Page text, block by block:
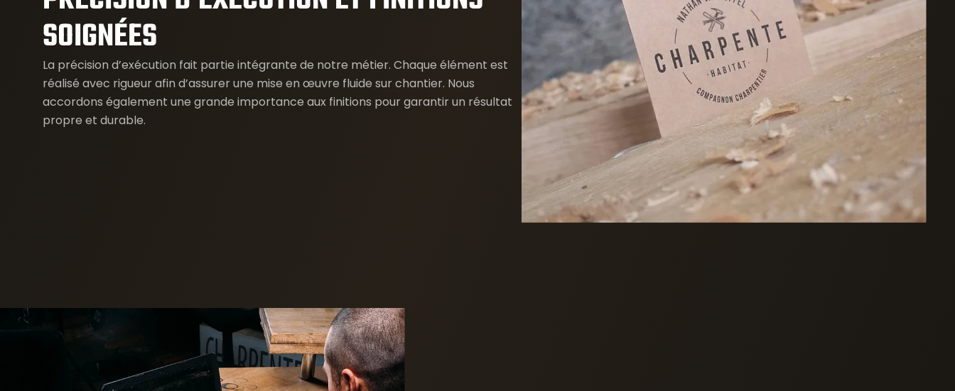
SOIGNÉES
La précision d’exécution fait partie intégrante de notre métier. Chaque élément est
réalisé avec rigueur afin d’assurer une mise en œuvre fluide sur chantier. Nous
accordons également une grande importance aux finitions pour garantir un résultat
propre et durable.